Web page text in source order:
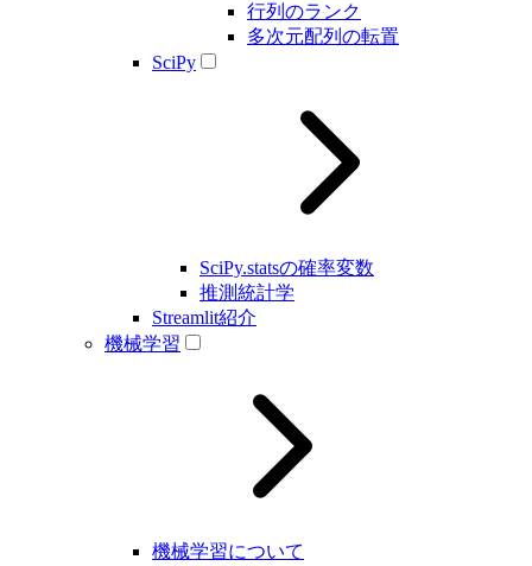
行列のランク
多次元配列の転置
SciPy
SciPy.statsの確率変数
推測統計学
Streamlit紹介
機械学習
機械学習について